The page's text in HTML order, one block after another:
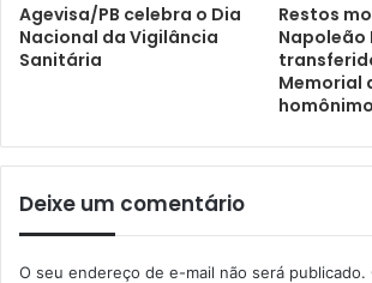
Agevisa/PB celebra o Dia
Nacional da Vigilância
Sanitária
Restos
Napoleão
Memorial
homônimo
Deixe um comentário
O seu endereço de e-mail não será publicado.